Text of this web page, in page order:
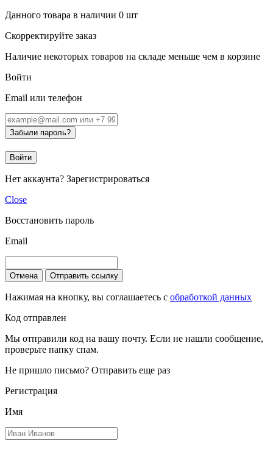
Данного товара в наличии 0 шт
Скорректируйте заказ
Наличие некоторых товаров на складе меньше чем в корзине
Войти
Email или телефон
Забыли пароль?
Войти
Нет аккаунта? Зарегистрироваться
Close
Восстановить пароль
Email
Отмена Отправить ссылку
Нажимая на кнопку, вы соглашаетесь с обработкой данных
Код отправлен
Мы отправили код на вашу почту. Если не нашли сообщение,
проверьте папку спам.
Не пришло письмо? Отправить еще раз
Регистрация
Имя